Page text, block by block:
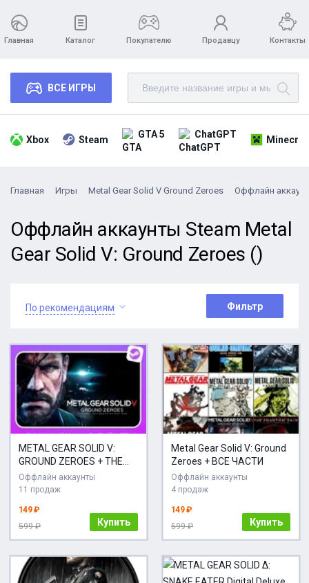
Главная Каталог Покупателю Продавцу Контакты
ВСЕ ИГРЫ
Xbox Steam GTA 5 ChatGPT
Главная Игры Metal Gear Solid V Ground Zeroes Оффлайн
Оффлайн аккаунты Steam Metal
Gear Solid V: Ground Zeroes ()
По рекомендациям Фильтр
METAL GEAR SOLID V:
GROUND ZEROES + THE
PHANTOM PAIN + ИГРЫ |
БЕЗ GUARD
Оффлайн аккаунты
11 продаж
149 ₽
599 ₽
Купить
Metal Gear Solid V: Ground
Zeroes + ВСЕ ЧАСТИ
Оффлайн аккаунты
4 продаж
149 ₽
599 ₽
Купить